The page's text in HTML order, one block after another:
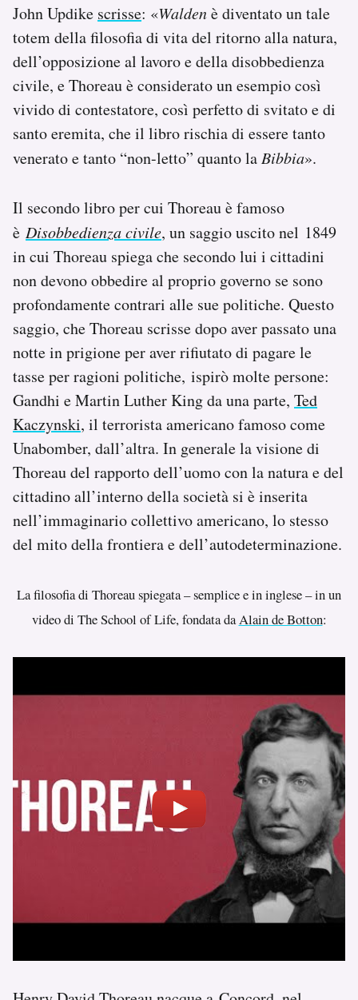
John Updike scrisse: «Waldenè diventato un tale
totem della filosofia di vita del ritorno alla natura,
dell’opposizione al lavoro e della disobbedienza
civile, e Thoreau è considerato un esempio così
vivido di contestatore, così perfetto di svitato e di
santo eremita, che il libro rischia di essere tanto
venerato e tanto “non-letto” quanto la Bibbia».
Il secondo libro per cui Thoreau è famoso
è Disobbedienza civile, un saggio uscito nel 1849
in cui Thoreau spiega che secondo lui i cittadini
non devono obbedire al proprio governo se sono
profondamente contrari alle sue politiche. Questo
saggio, che Thoreau scrisse dopo aver passato una
notte in prigione per aver rifiutato di pagare le
tasse per ragioni politiche, ispirò molte persone:
Gandhi e Martin Luther King da una parte, Ted
Kaczynski, il terrorista americano famoso come
Unabomber, dall’altra. In generale la visione di
Thoreau del rapporto dell’uomo con la natura e del
cittadino all’interno della società si è inserita
nell’immaginario collettivo americano, lo stesso
del mito della frontiera e dell’autodeterminazione.
La filosofia di Thoreau spiegata – semplice e in inglese – in un
video di The School of Life, fondata daAlain de Botton: